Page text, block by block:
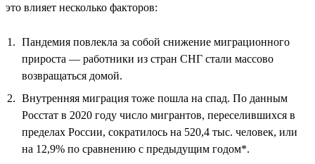
это влияет несколько факторов:
Пандемия повлекла за собой снижение миграционного
прироста — работники из стран СНГ стали массово
возвращаться домой.
Внутренняя миграция тоже пошла на спад. По данным
Росстат в 2020 году число мигрантов, переселившихся в
пределах России, сократилось на 520,4 тыс. человек, или
на 12,9% по сравнению с предыдущим годом*.